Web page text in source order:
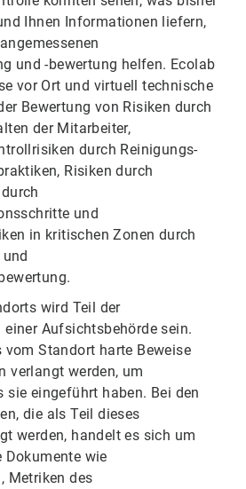
Ihnen Informationen liefern,
und -bewertung helfen. Ecolab
vor Ort und virtuell technische
Bewertung von Risiken durch
der Mitarbeiter,
durch Reinigungs-
Risiken durch
und
in kritischen Zonen durch
wird Teil der
Aufsichtsbehörde sein.
vom Standort harte Beweise
verlangt werden, um
sie eingeführt haben. Bei den
die als Teil dieses
werden, handelt es sich um
Dokumente wie
Metriken des